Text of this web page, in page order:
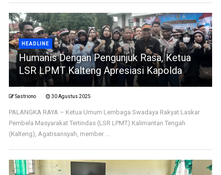
HEADLINE
Humanis Dengan Pengunjuk Rasa, Ketua
LSR LPMT Kalteng Apresiasi Kapolda
Sastriono 30 Agustus 2025
PALANGKA RAYA – Ketua Umum Lembaga Swadaya Rakyat Laskar
Pembela Masyarakat Tertindas (LSR LPMT) Kalimantan Tengah
(Kalteng), Agatisansyah, member ...